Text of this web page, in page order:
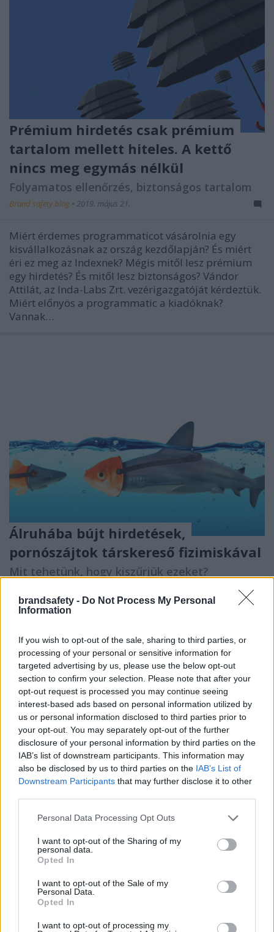
brandsafety - Do Not Process My Personal
Information
If you wish to opt-out of the sale, sharing to third parties, or
processing of your personal or sensitive information for
targeted advertising by us, please use the below opt-out
section to confirm your selection. Please note that after your
opt-out request is processed you may continue seeing
interest-based ads based on personal information utilized by
us or personal information disclosed to third parties prior to
your opt-out. You may separately opt-out of the further
disclosure of your personal information by third parties on the
IAB’s list of downstream participants. This information may
also be disclosed by us to third parties on the IAB’s List of
Downstream Participants that may further disclose it to other
Please note that this website/app uses one or more Google
not limited to your visit or usage behaviour. You may click to
grant or deny consent to Google and its third-party tags to
use your data for below specified purposes in below Google
consent section.
Personal Data Processing Opt Outs
I want to opt-out of the Sharing of my
personal data.
Opted In
I want to opt-out of the Sale of my
Personal Data.
Opted In
I want to opt-out of processing my
Prémium hirdetés csak prémium
tartalom mellett hiteles. A kettő
nincs meg egymás nélkül
Folyamatos ellenőrzés, biztonságos tartalom
Brand safety blog • 2019. május 21.
Miért érdemes programmaticot vásárolnia egy
kisvállalkozásnak az ország kezdőlapján? És miért
éri ez meg az Indexnek? Mégis mitől lesz prémium
egy hirdetés? És mitől lesz biztonságos? Vándor
Attilát, az Inda-Labs Zrt. vezérigazgatóját kérdeztük.
Miért előnyös a programmatic a kiadóknak?
Vannak…
Álruhába bújt hirdetések,
pornószájtok társkereső fizimiskával
Mit tehetünk, hogy kiszűrjük ezeket?
alapvető kritérium, hogy annak imidzse ne sérüljön
a tartalmi környezet miatt, ugyanez a kiadványok
részéről is létező igény: ne romoljon a portál
megítélése a megjelenített hirdetések miatt. A
kiadóknál a fentiek kontrollálhatósága más
dimenzióba került…
Tiltólistára kerülő hirdetők